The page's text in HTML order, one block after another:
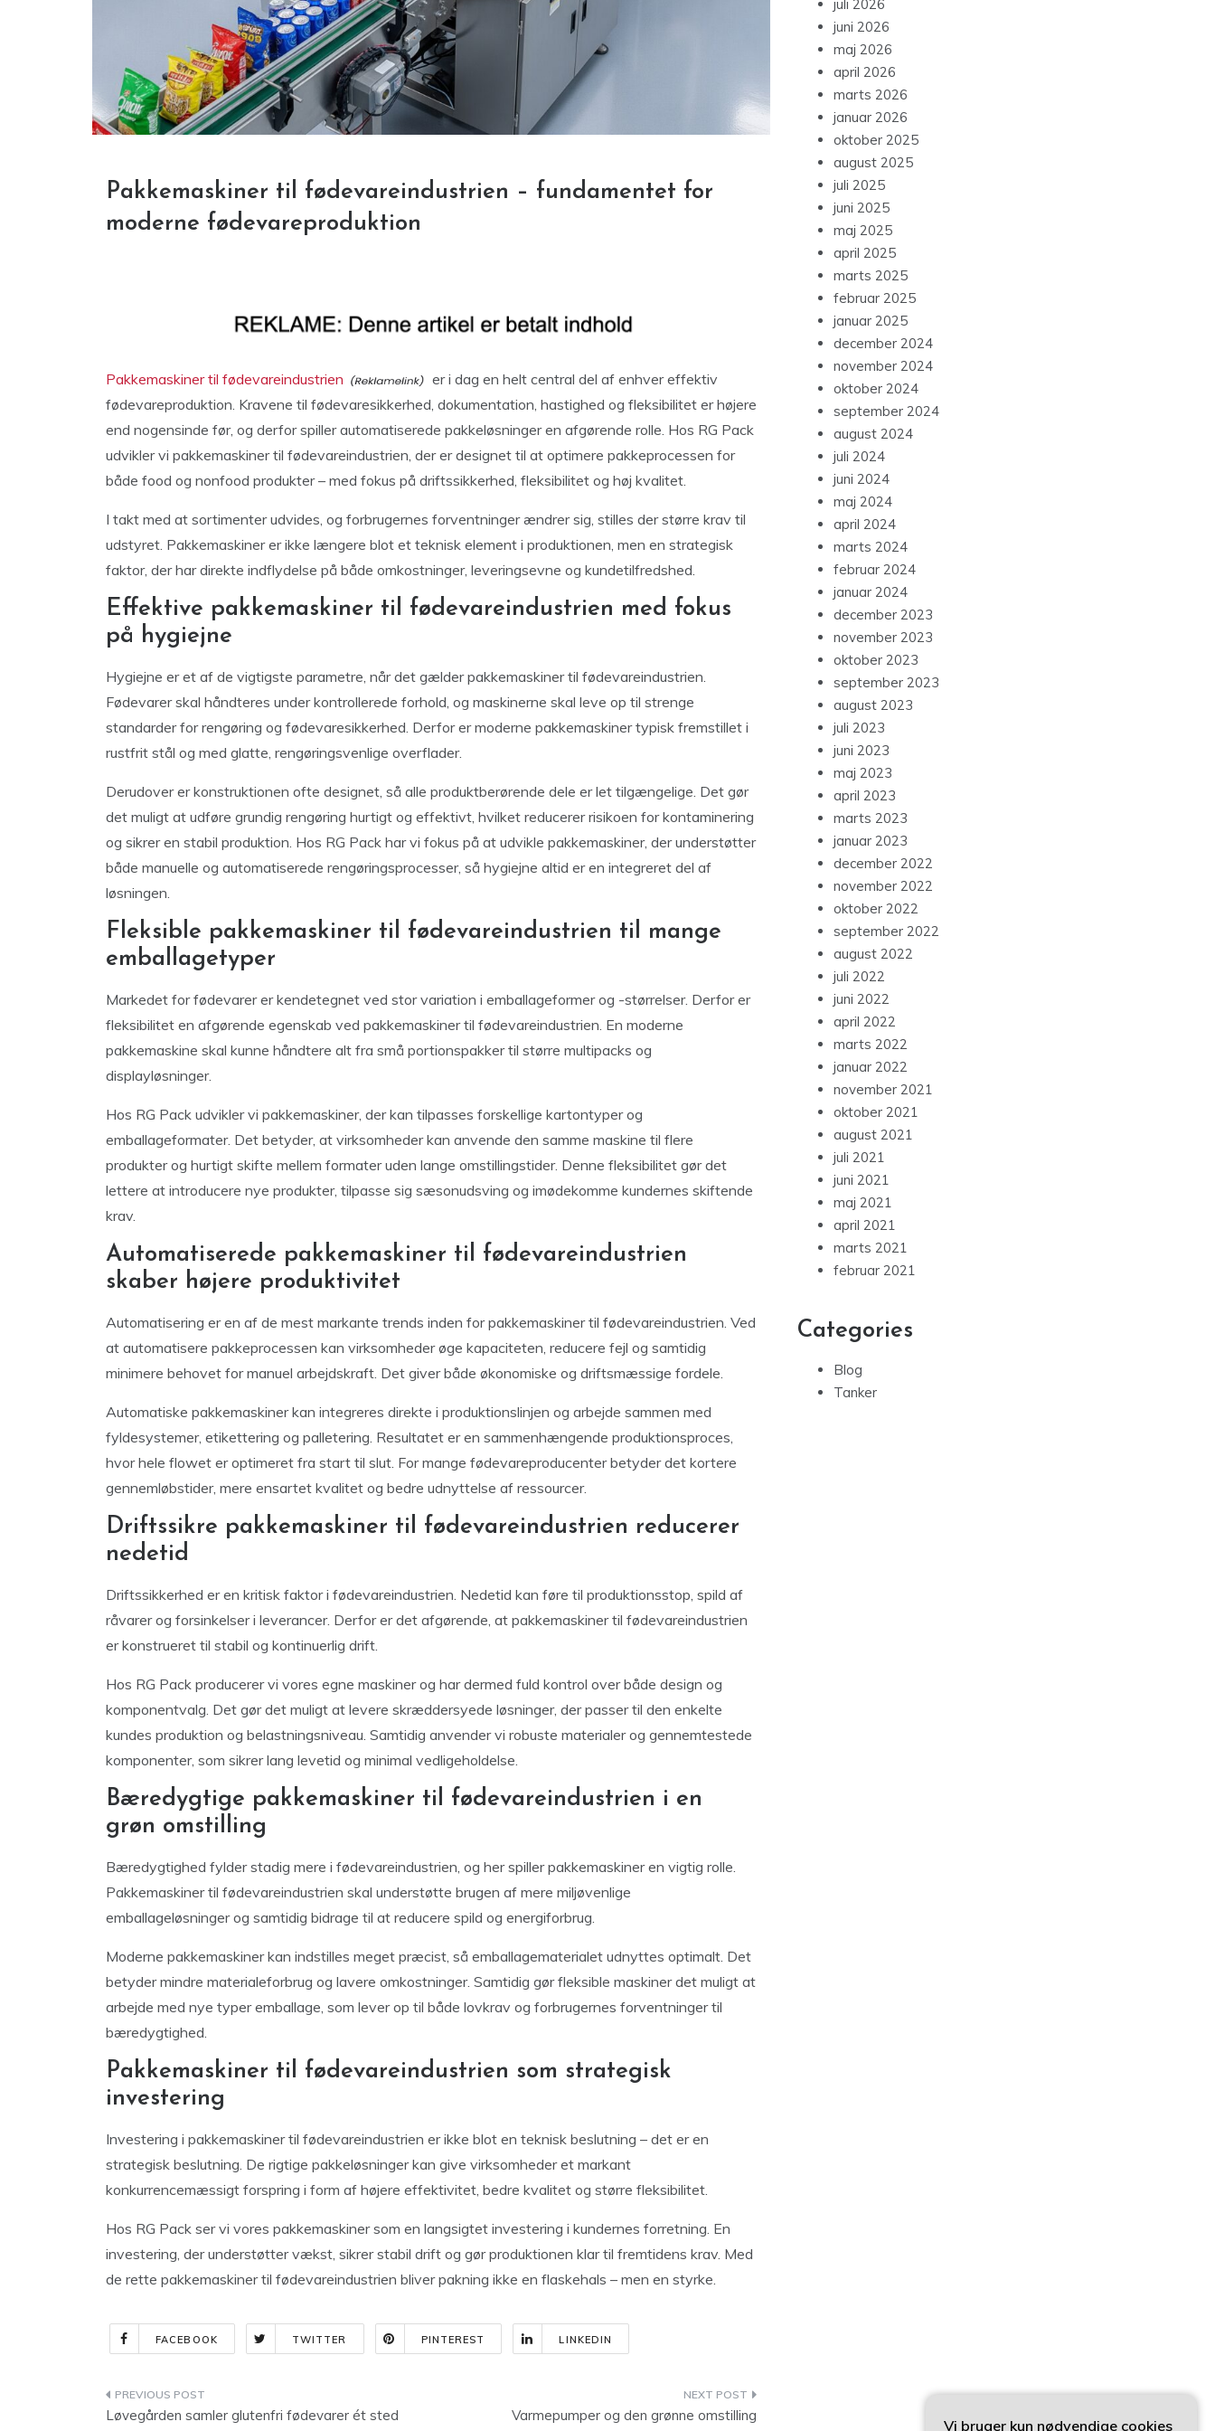
Pakkemaskiner til fødevareindustrien – fundamentet for
moderne fødevareproduktion
Pakkemaskiner til fødevareindustrien
er i dag en helt central del af enhver effektiv
fødevareproduktion. Kravene til fødevaresikkerhed, dokumentation, hastighed og fleksibilitet er højere
end nogensinde før, og derfor spiller automatiserede pakkeløsninger en afgørende rolle. Hos RG Pack
udvikler vi pakkemaskiner til fødevareindustrien, der er designet til at optimere pakkeprocessen for
både food og nonfood produkter – med fokus på driftssikkerhed, fleksibilitet og høj kvalitet.
I takt med at sortimenter udvides, og forbrugernes forventninger ændrer sig, stilles der større krav til
udstyret. Pakkemaskiner er ikke længere blot et teknisk element i produktionen, men en strategisk
faktor, der har direkte indflydelse på både omkostninger, leveringsevne og kundetilfredshed.
Effektive pakkemaskiner til fødevareindustrien med fokus
på hygiejne
Hygiejne er et af de vigtigste parametre, når det gælder pakkemaskiner til fødevareindustrien.
Fødevarer skal håndteres under kontrollerede forhold, og maskinerne skal leve op til strenge
standarder for rengøring og fødevaresikkerhed. Derfor er moderne pakkemaskiner typisk fremstillet i
rustfrit stål og med glatte, rengøringsvenlige overflader.
Derudover er konstruktionen ofte designet, så alle produktberørende dele er let tilgængelige. Det gør
det muligt at udføre grundig rengøring hurtigt og effektivt, hvilket reducerer risikoen for kontaminering
og sikrer en stabil produktion. Hos RG Pack har vi fokus på at udvikle pakkemaskiner, der understøtter
både manuelle og automatiserede rengøringsprocesser, så hygiejne altid er en integreret del af
løsningen.
Fleksible pakkemaskiner til fødevareindustrien til mange
emballagetyper
Markedet for fødevarer er kendetegnet ved stor variation i emballageformer og -størrelser. Derfor er
fleksibilitet en afgørende egenskab ved pakkemaskiner til fødevareindustrien. En moderne
pakkemaskine skal kunne håndtere alt fra små portionspakker til større multipacks og
displayløsninger.
Hos RG Pack udvikler vi pakkemaskiner, der kan tilpasses forskellige kartontyper og
emballageformater. Det betyder, at virksomheder kan anvende den samme maskine til flere
produkter og hurtigt skifte mellem formater uden lange omstillingstider. Denne fleksibilitet gør det
lettere at introducere nye produkter, tilpasse sig sæsonudsving og imødekomme kundernes skiftende
krav.
Automatiserede pakkemaskiner til fødevareindustrien
skaber højere produktivitet
Automatisering er en af de mest markante trends inden for pakkemaskiner til fødevareindustrien. Ved
at automatisere pakkeprocessen kan virksomheder øge kapaciteten, reducere fejl og samtidig
minimere behovet for manuel arbejdskraft. Det giver både økonomiske og driftsmæssige fordele.
Automatiske pakkemaskiner kan integreres direkte i produktionslinjen og arbejde sammen med
fyldesystemer, etikettering og palletering. Resultatet er en sammenhængende produktionsproces,
hvor hele flowet er optimeret fra start til slut. For mange fødevareproducenter betyder det kortere
gennemløbstider, mere ensartet kvalitet og bedre udnyttelse af ressourcer.
Driftssikre pakkemaskiner til fødevareindustrien reducerer
nedetid
Driftssikkerhed er en kritisk faktor i fødevareindustrien. Nedetid kan føre til produktionsstop, spild af
råvarer og forsinkelser i leverancer. Derfor er det afgørende, at pakkemaskiner til fødevareindustrien
er konstrueret til stabil og kontinuerlig drift.
Hos RG Pack producerer vi vores egne maskiner og har dermed fuld kontrol over både design og
komponentvalg. Det gør det muligt at levere skræddersyede løsninger, der passer til den enkelte
kundes produktion og belastningsniveau. Samtidig anvender vi robuste materialer og gennemtestede
komponenter, som sikrer lang levetid og minimal vedligeholdelse.
Bæredygtige pakkemaskiner til fødevareindustrien i en
grøn omstilling
Bæredygtighed fylder stadig mere i fødevareindustrien, og her spiller pakkemaskiner en vigtig rolle.
Pakkemaskiner til fødevareindustrien skal understøtte brugen af mere miljøvenlige
emballageløsninger og samtidig bidrage til at reducere spild og energiforbrug.
Moderne pakkemaskiner kan indstilles meget præcist, så emballagematerialet udnyttes optimalt. Det
betyder mindre materialeforbrug og lavere omkostninger. Samtidig gør fleksible maskiner det muligt at
arbejde med nye typer emballage, som lever op til både lovkrav og forbrugernes forventninger til
bæredygtighed.
Pakkemaskiner til fødevareindustrien som strategisk
investering
Investering i pakkemaskiner til fødevareindustrien er ikke blot en teknisk beslutning – det er en
strategisk beslutning. De rigtige pakkeløsninger kan give virksomheder et markant
konkurrencemæssigt forspring i form af højere effektivitet, bedre kvalitet og større fleksibilitet.
Hos RG Pack ser vi vores pakkemaskiner som en langsigtet investering i kundernes forretning. En
investering, der understøtter vækst, sikrer stabil drift og gør produktionen klar til fremtidens krav. Med
de rette pakkemaskiner til fødevareindustrien bliver pakning ikke en flaskehals – men en styrke.
FACEBOOK TWITTER PINTEREST LINKEDIN
Indlægsnavigation
Løvegården samler glutenfri fødevarer ét sted Varmepumper og den grønne omstilling
juli 2026
juni 2026
maj 2026
april 2026
marts 2026
januar 2026
oktober 2025
august 2025
juli 2025
juni 2025
maj 2025
april 2025
marts 2025
februar 2025
januar 2025
december 2024
november 2024
oktober 2024
september 2024
august 2024
juli 2024
juni 2024
maj 2024
april 2024
marts 2024
februar 2024
januar 2024
december 2023
november 2023
oktober 2023
september 2023
august 2023
juli 2023
juni 2023
maj 2023
april 2023
marts 2023
januar 2023
december 2022
november 2022
oktober 2022
september 2022
august 2022
juli 2022
juni 2022
april 2022
marts 2022
januar 2022
november 2021
oktober 2021
august 2021
juli 2021
juni 2021
maj 2021
april 2021
marts 2021
februar 2021
Categories
Blog
Tanker
Vi bruger kun nødvendige cookies